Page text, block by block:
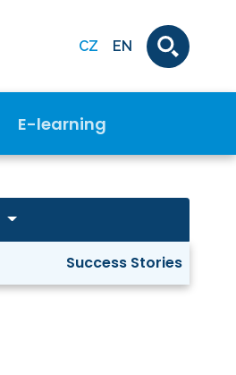
CZ EN
E-learning
Success Stories